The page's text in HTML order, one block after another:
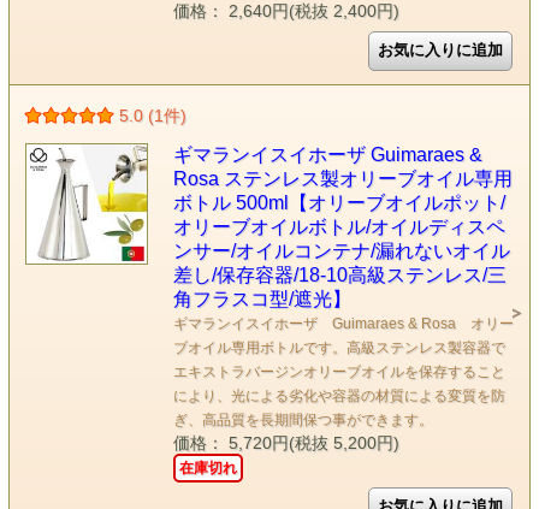
価格： 2,640円(税抜 2,400円)
5.0 (1件)
ギマランイスイホーザ Guimaraes &
Rosa ステンレス製オリーブオイル専用
ボトル 500ml【オリーブオイルポット/
オリーブオイルボトル/オイルディスペ
ンサー/オイルコンテナ/漏れないオイル
差し/保存容器/18-10高級ステンレス/三
角フラスコ型/遮光】
ギマランイスイホーザ Guimaraes & Rosa オリー
ブオイル専用ボトルです。高級ステンレス製容器で
エキストラバージンオリーブオイルを保存すること
により、光による劣化や容器の材質による変質を防
ぎ、高品質を長期間保つ事ができます。
価格： 5,720円(税抜 5,200円)
在庫切れ